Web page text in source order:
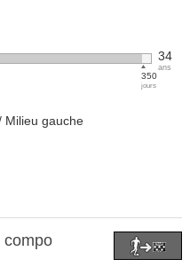
350
jours
34
ans
Milieu gauche
compo